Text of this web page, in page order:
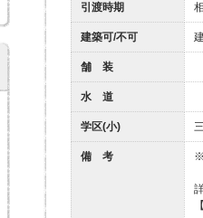
引渡時期
建築可/不可
舗 装
水 道
学区(小)
備 考 ※
【